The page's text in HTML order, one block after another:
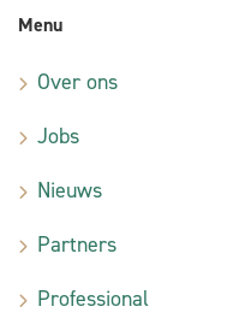
Menu
Over ons
Jobs
Nieuws
Partners
Professional